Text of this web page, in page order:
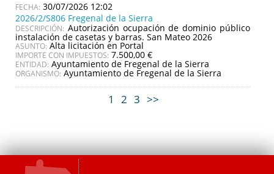
30/07/2026 12:02
2026/2/S806 Fregenal de la Sierra
DESCRIPCIÓN: Autorización ocupación de dominio público
instalación de casetas y barras. San Mateo 2026
ASUNTO: Alta licitación en Portal
IMPORTE CON IMPUESTOS: 7.500,00 €
ENTIDAD: Ayuntamiento de Fregenal de la Sierra
ORGANISMO: Ayuntamiento de Fregenal de la Sierra
1 2 3 >>